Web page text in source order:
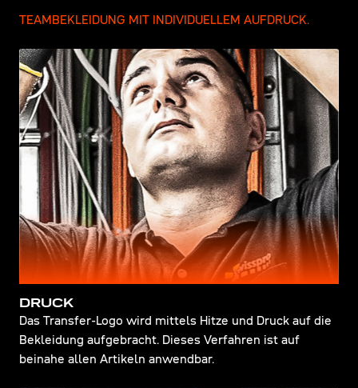
TEAMBEKLEIDUNG MIT INDIVIDUELLEM AUFDRUCK.
DRUCK
Das Transfer-Logo wird mittels Hitze und Druck auf die
Bekleidung aufgebracht. Dieses Verfahren ist auf
beinahe allen Artikeln anwendbar.